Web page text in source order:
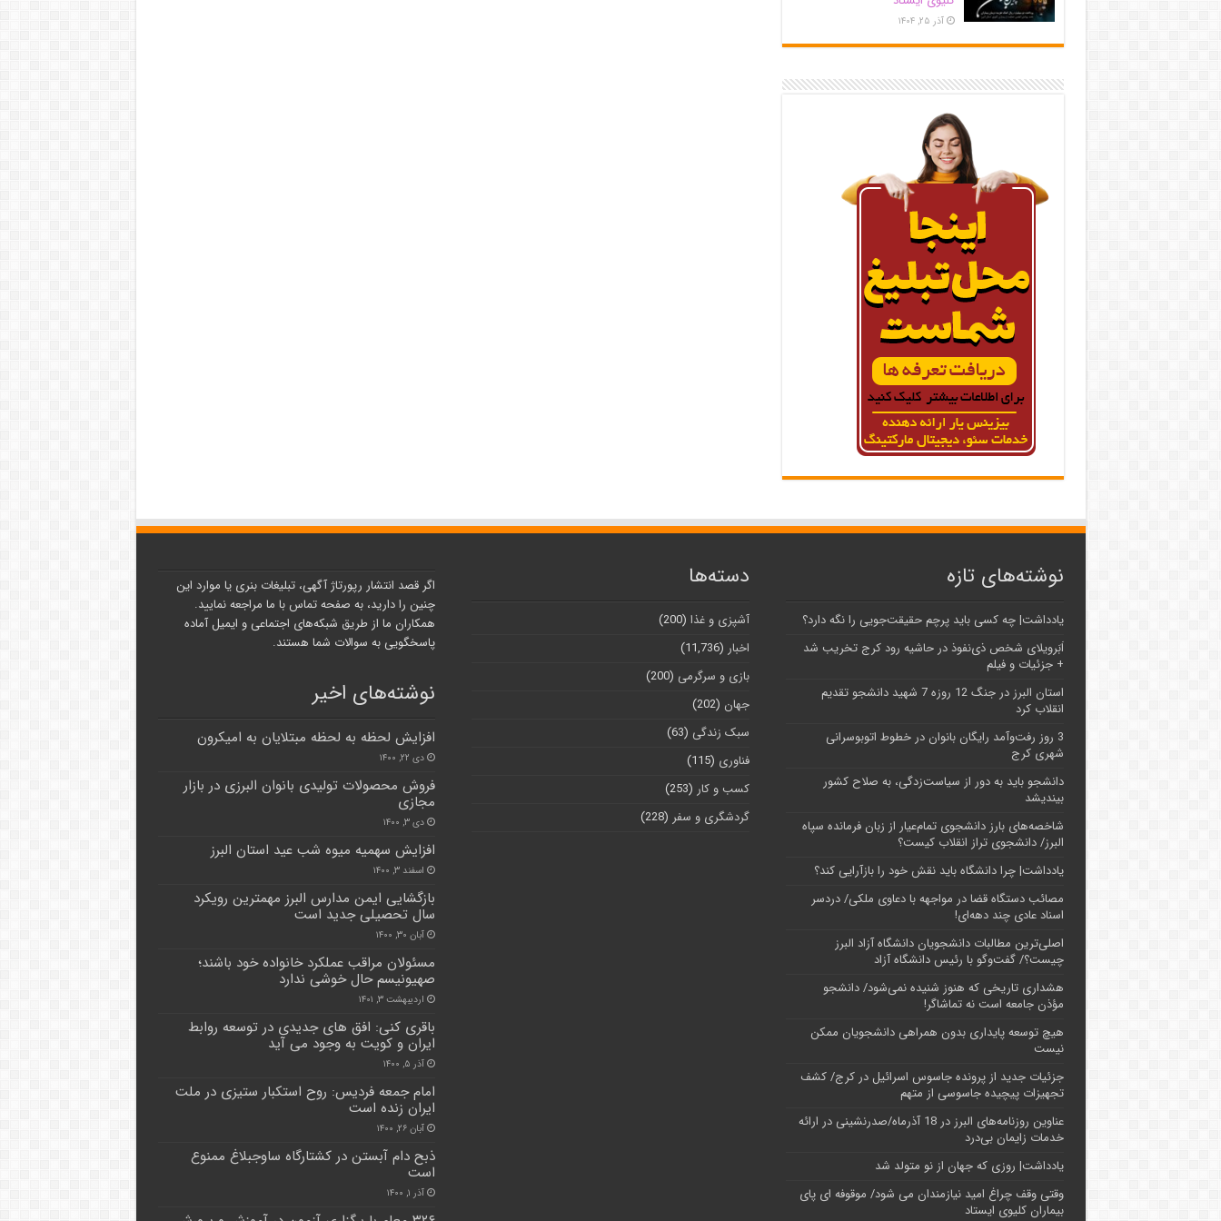
آذر ۲۵, ۱۴۰۴
نوشته‌های تازه
یادداشت| ‌چه کسی باید پرچم حقیقت‌جویی را نگه دارد؟
اَبَر‌ویلای شخص ذی‌نفوذ در حاشیه‌ رود کرج تخریب شد
+ جزئیات و فیلم
استان البرز در جنگ 12 روزه 7 شهید دانشجو تقدیم
انقلاب کرد
3 روز رفت‌وآمد رایگان بانوان در خطوط اتوبوسرانی
شهری کرج
دانشجو باید به دور از سیاست‌زدگی، به صلاح کشور
بیندیشد
شاخصه‌های بارز دانشجوی تمام‌عیار از زبان فرمانده سپاه
البرز/ دانشجوی تراز انقلاب کیست؟
یادداشت| چرا دانشگاه باید نقش خود را بازآرایی کند؟
مصائب دستگاه قضا در مواجهه با دعاوی ملکی/ دردسر
اسناد عادی چند‌ دهه‌ای!
اصلی‌ترین مطالبات دانشجویان دانشگاه آزاد البرز
چیست؟/ گفت‌وگو با رئیس دانشگاه آز‌اد
هشداری تاریخی که هنوز شنیده نمی‌شود/ دانشجو
مؤذن جامعه است نه تماشاگر!
هیچ توسعه پایداری بدون همراهی دانشجویان ممکن
نیست
جزئیات جدید از پرونده جاسوس اسرائیل در کرج/‌ کشف
تجهیزات پیچیده جاسوسی از متهم
عناوین روزنامه‌های البرز در ‌18 آذرماه/صدرنشینی در ارائه
خدمات زایمان بی‌درد
یادداشت| روزی که جهان از نو متولد شد
وقتی وقف چراغ امید نیازمندان می شود/ موقوفه ای پای
بیماران کلیوی ایستاد
دسته‌ها
آشپزی و غذا (200)
اخبار (11,736)
بازی و سرگرمی (200)
جهان (202)
سبک زندگی (63)
فناوری (115)
کسب و کار (253)
گردشگری و سفر (228)
اگر قصد انتشار رپورتاژ آگهی، تبلیغات بنری یا موارد این
چنین را دارید، به صفحه تماس با ما مراجعه نمایید.
همکاران ما از طریق شبکه‌های اجتماعی و ایمیل آماده
پاسخگویی به سوالات شما هستند.
نوشته‌های اخیر
افزایش لحظه به لحظه مبتلایان به امیکرون
دی ۲۲, ۱۴۰۰
فروش محصولات تولیدی بانوان البرزی در بازار
مجازی
دی ۳, ۱۴۰۰
افزایش سهمیه میوه شب عید استان البرز
اسفند ۳, ۱۴۰۰
بازگشایی ایمن مدارس البرز مهمترین رویکرد
سال تحصیلی جدید است
آبان ۳۰, ۱۴۰۰
مسئولان مراقب عملکرد خانواده خود باشند؛
صهیونیسم حال خوشی ندارد
اردیبهشت ۳, ۱۴۰۱
باقری کنی: افق های جدیدی در توسعه روابط
ایران و کویت به وجود می آید
آذر ۵, ۱۴۰۰
امام جمعه فردیس: روح استکبار ستیزی در ملت
ایران زنده است
آبان ۲۶, ۱۴۰۰
ذبح دام آبستن در کشتارگاه ساوجبلاغ ممنوع
است
آذر ۱, ۱۴۰۰